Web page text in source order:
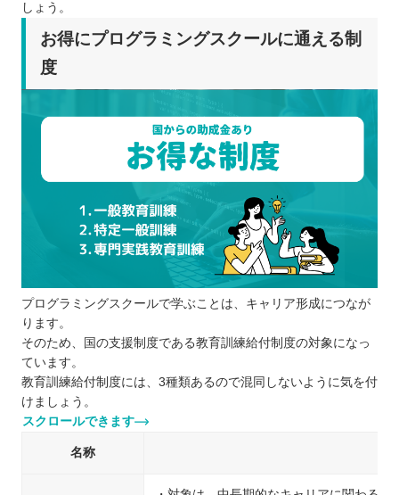
しょう。
お得にプログラミングスクールに通える制
度
プログラミングスクールで学ぶことは、キャリア形成につなが
ります。
そのため、国の支援制度である教育訓練給付制度の対象になっ
ています。
教育訓練給付制度には、3種類あるので混同しないように気を付
けましょう。
スクロールできます
名称